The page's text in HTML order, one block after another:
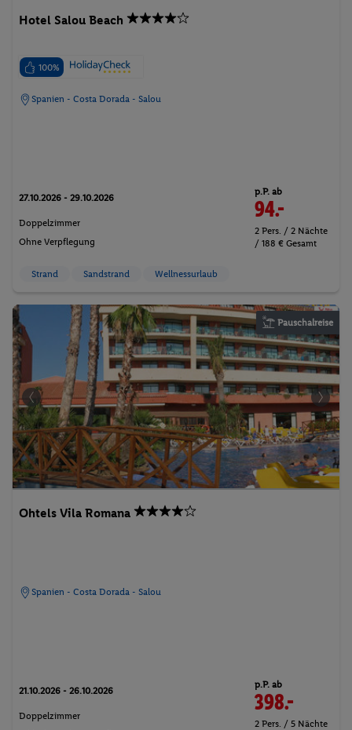
Hotel Salou Beach
100%
Spanien - Costa Dorada - Salou
27.10.2026 - 29.10.2026
Doppelzimmer
Ohne Verpflegung
p.P. ab
94.-
2 Pers. / 2 Nächte
/ 188 € Gesamt
Strand Sandstrand Wellnessurlaub
Pauschalreise
Ohtels Vila Romana
Spanien - Costa Dorada - Salou
21.10.2026 - 26.10.2026
Doppelzimmer
p.P. ab
398.-
2 Pers. / 5 Nächte